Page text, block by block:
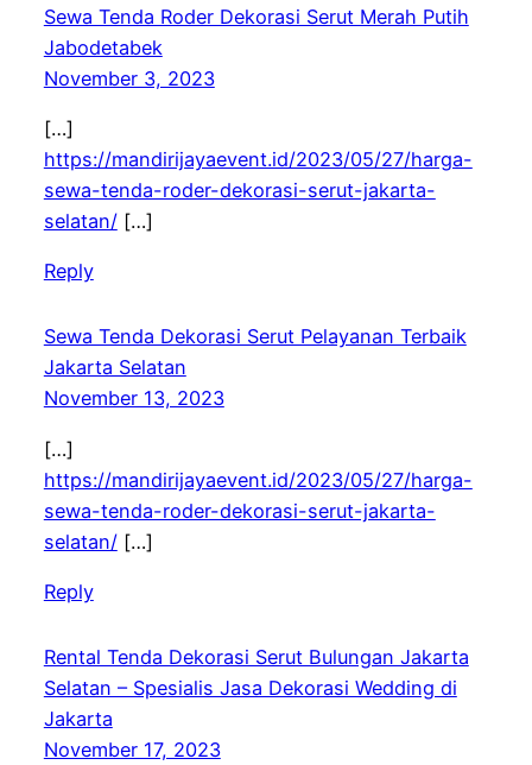
Sewa Tenda Roder Dekorasi Serut Merah Putih
Jabodetabek
November 3, 2023
[…]
https://mandirijayaevent.id/2023/05/27/harga-
sewa-tenda-roder-dekorasi-serut-jakarta-
selatan/[…]
Reply
Sewa Tenda Dekorasi Serut Pelayanan Terbaik
Jakarta Selatan
November 13, 2023
[…]
https://mandirijayaevent.id/2023/05/27/harga-
sewa-tenda-roder-dekorasi-serut-jakarta-
selatan/[…]
Reply
Rental Tenda Dekorasi Serut Bulungan Jakarta
Selatan – Spesialis Jasa Dekorasi Wedding di
Jakarta
November 17, 2023